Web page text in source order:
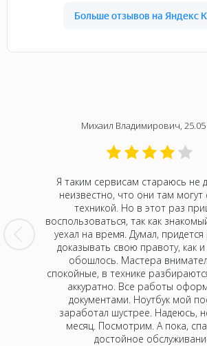
все
- не
Михаил Владимирович, 25.05
Я таким сервисам стараюсь не
неизвестно, что они там могут
техникой. Но в этот раз
воспользоваться, так как
уехал на время. Думал, придется
доказывать свою правоту, как
обошлось. Мастера
спокойные, в технике
аккуратно. Все работы
документами. Ноутбук мой
заработал шустрее. Надеюсь,
месяц. Посмотрим. А пока,
достойное